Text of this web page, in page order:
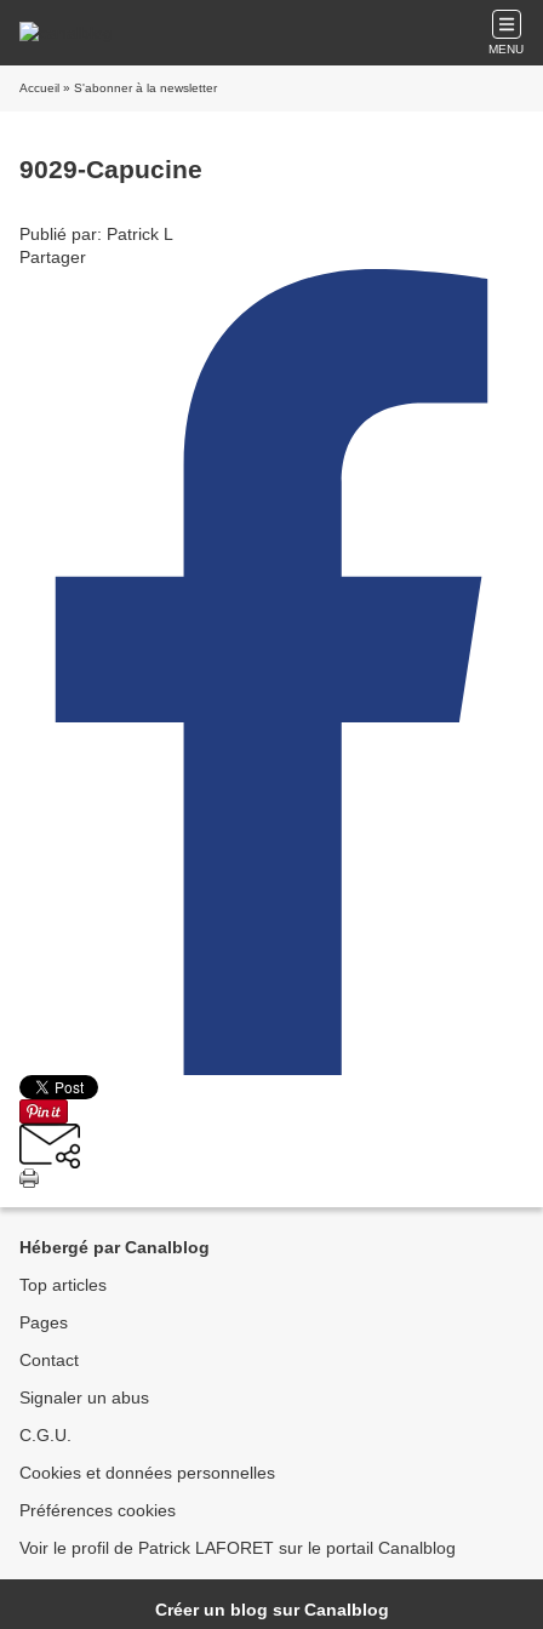
MENU
Accueil » S'abonner à la newsletter
9029-Capucine
Publié par: Patrick L
Partager
Hébergé par Canalblog
Top articles
Pages
Contact
Signaler un abus
C.G.U.
Cookies et données personnelles
Préférences cookies
Voir le profil de Patrick LAFORET sur le portail Canalblog
Créer un blog sur Canalblog